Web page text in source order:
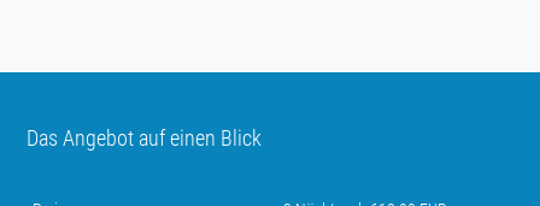
Das Angebot auf einen Blick